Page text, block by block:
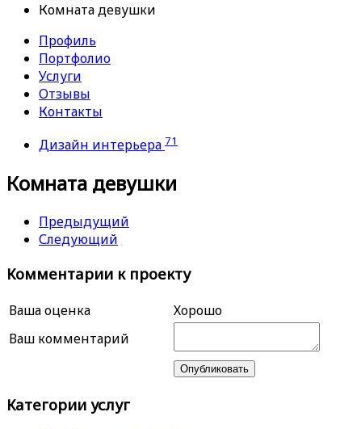
Комната девушки
Профиль
Портфолио
Услуги
Отзывы
Контакты
Дизайн интерьера 71
Комната девушки
Предыдущий
Следующий
Комментарии к проекту
Ваша оценка
Хорошо
Ваш комментарий
Категории услуг